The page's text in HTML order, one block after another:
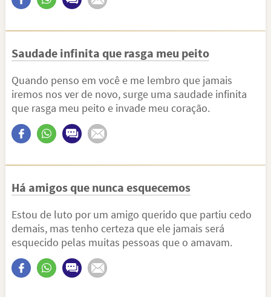
Saudade infinita que rasga meu peito
Quando penso em você e me lembro que jamais
iremos nos ver de novo, surge uma saudade infinita
que rasga meu peito e invade meu coração.
Há amigos que nunca esquecemos
Estou de luto por um amigo querido que partiu cedo
demais, mas tenho certeza que ele jamais será
esquecido pelas muitas pessoas que o amavam.